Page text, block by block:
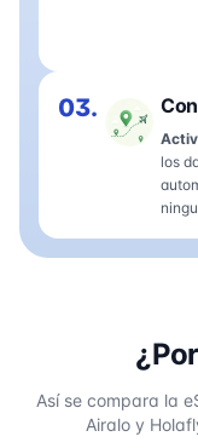
03.
los
Así se compara la
Airalo y